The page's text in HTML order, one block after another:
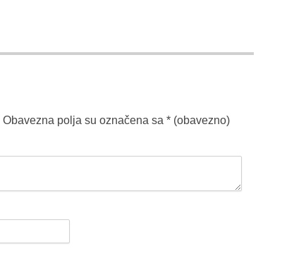
Obavezna polja su označena sa * (obavezno)